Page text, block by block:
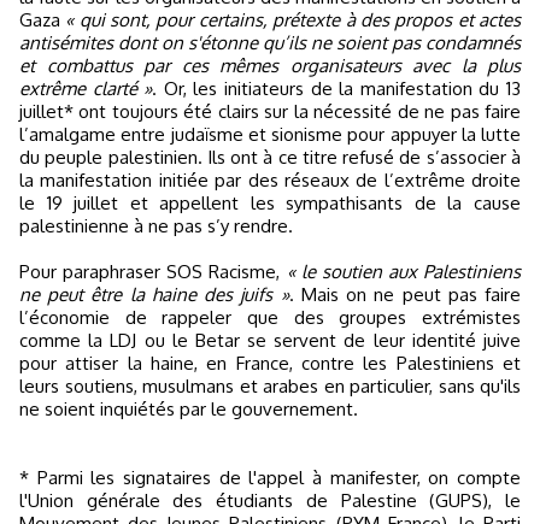
Gaza « qui sont, pour certains, prétexte à des propos et actes
antisémites dont on s'étonne qu’ils ne soient pas condamnés
et combattus par ces mêmes organisateurs avec la plus
extrême clarté ». Or, les initiateurs de la manifestation du 13
juillet* ont toujours été clairs sur la nécessité de ne pas faire
l’amalgame entre judaïsme et sionisme pour appuyer la lutte
du peuple palestinien. Ils ont à ce titre refusé de s’associer à
la manifestation initiée par des réseaux de l’extrême droite
le 19 juillet et appellent les sympathisants de la cause
palestinienne à ne pas s’y rendre.
Pour paraphraser SOS Racisme, « le soutien aux Palestiniens
ne peut être la haine des juifs ». Mais on ne peut pas faire
l’économie de rappeler que des groupes extrémistes
comme la LDJ ou le Betar se servent de leur identité juive
pour attiser la haine, en France, contre les Palestiniens et
leurs soutiens, musulmans et arabes en particulier, sans qu'ils
ne soient inquiétés par le gouvernement.
* Parmi les signataires de l'appel à manifester, on compte
l'Union générale des étudiants de Palestine (GUPS), le